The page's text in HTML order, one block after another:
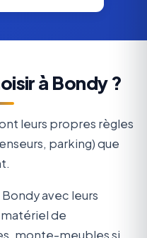
à Bondy ?
leurs propres règles
parking) que
avec leurs
de
monte-meubles si